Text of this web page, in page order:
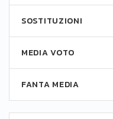
SOSTITUZIONI
MEDIA VOTO
FANTA MEDIA